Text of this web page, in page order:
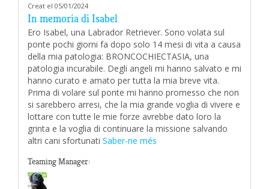
Creat el 05/01/2024
In memoria di Isabel
Ero Isabel, una Labrador Retriever. Sono volata sul
ponte pochi giorni fa dopo solo 14 mesi di vita a causa
della mia patologia: BRONCOCHIECTASIA, una
patologia incurabile. Degli angeli mi hanno salvato e mi
hanno curato e amato per tutta la mia breve vita.
Prima di volare sul ponte mi hanno promesso che non
si sarebbero arresi, che la mia grande voglia di vivere e
lottare con tutte le mie forze avrebbe dato loro la
grinta e la voglia di continuare la missione salvando
altri cani sfortunati Saber-ne més
Teaming Manager: